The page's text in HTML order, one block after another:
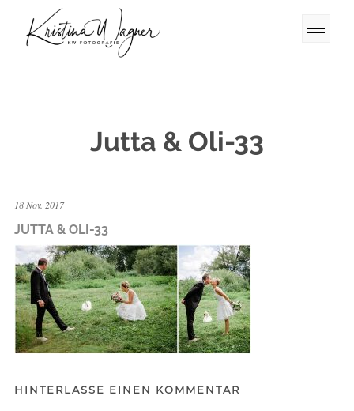
Jutta & Oli-33
18 Nov. 2017
JUTTA & OLI-33
HINTERLASSE EINEN KOMMENTAR